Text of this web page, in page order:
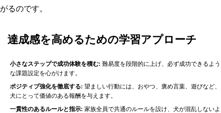
がるのです。
達成感を高めるための学習アプローチ
小さなステップで成功体験を積む: 難易度を段階的に上げ、必ず成功できるよう
な課題設定を心がけます。
ポジティブ強化を徹底する: 望ましい行動には、おやつ、褒め言葉、遊びなど、
犬にとって価値のある報酬を与えます。
一貫性のあるルールと指示: 家族全員で共通のルールを設け、犬が混乱しないよ